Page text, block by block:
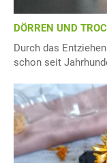
DÖRREN UND
Durch das
schon seit